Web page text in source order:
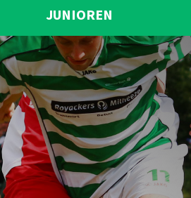
JUNIOREN